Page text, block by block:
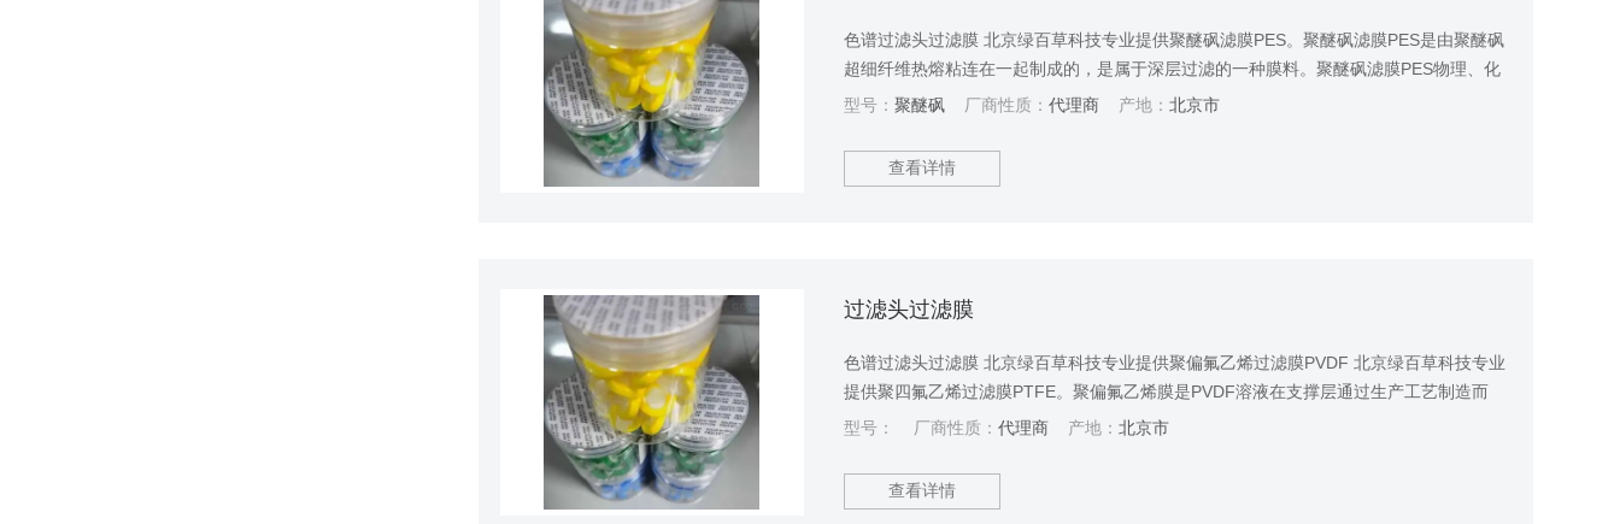
色谱过滤头过滤膜 北京绿百草科技专业提供聚醚砜滤膜PES。聚醚砜滤膜PES是由聚醚砜
超细纤维热熔粘连在一起制成的，是属于深层过滤的一种膜料。聚醚砜滤膜PES物理、化
学性能稳定，有很好的相容性。聚醚砜滤膜PES孔隙率高、纳污量大、可反冲和高温消
型号：聚醚砜 厂商性质：代理商 产地：北京市
查看详情
过滤头过滤膜
色谱过滤头过滤膜 北京绿百草科技专业提供聚偏氟乙烯过滤膜PVDF 北京绿百草科技专业
提供聚四氟乙烯过滤膜PTFE。聚偏氟乙烯膜是PVDF溶液在支撑层通过生产工艺制造而
成，具有耐PH值范围广，是良好气体、有机液体过滤的微孔滤膜。
型号： 厂商性质：代理商 产地：北京市
查看详情